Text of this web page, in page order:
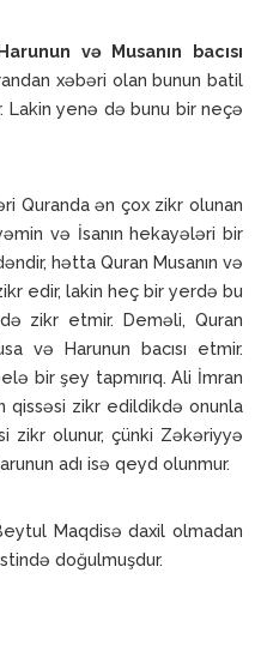
və Musanın bacısı
xəbəri olan bunun batil
Lakin yenə də bunu bir neçə
Quranda ən çox zikr olunan
və İsanın hekayələri bir
hətta Quran Musanın və
edir, lakin heç bir yerdə bu
zikr etmir. Deməli, Quran
və Harunun bacısı etmir.
bir şey tapmırıq. Ali İmran
qissəsi zikr edildikdə onunla
zikr olunur, çünki Zəkəriyyə
adı isə qeyd olunmur.
Maqdisə daxil olmadan
doğulmuşdur.